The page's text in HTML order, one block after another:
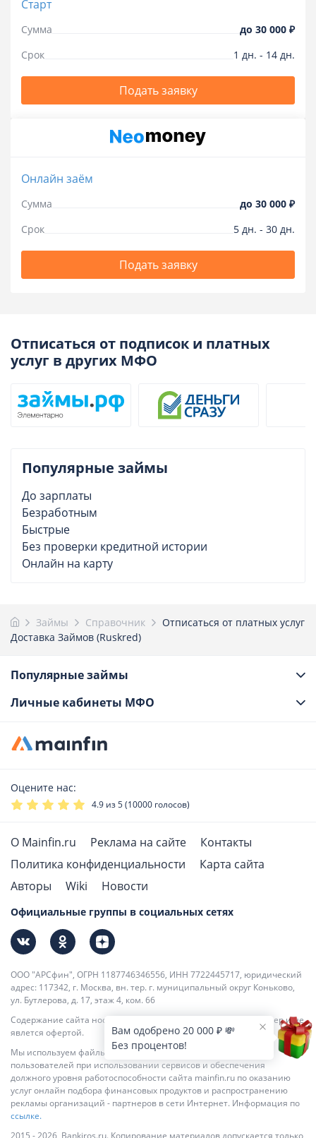
Старт
Сумма до 30 000 ₽
Срок
1 дн. - 14 дн.
Подать заявку
Онлайн заём
Сумма до 30 000 ₽
Срок
5 дн. - 30 дн.
Подать заявку
Отписаться от подписок и платных
услуг в других МФО
Популярные займы
До зарплаты
Безработным
Быстрые
Без проверки кредитной истории
Онлайн на карту
Займы Справочник
Отписаться от платных услуг
Доставка Займов (Ruskred)
Популярные займы
Личные кабинеты МФО
Оцените нас:
4.9 из 5 (10000 голосов)
О Mainfin.ru Реклама на сайте
Контакты
Политика конфиденциальности
Карта сайта
Авторы
Wiki Новости
ООО "АРСфин", ОГРН 1187746346556, ИНН 7722445717, юридический
адрес: 117342, г. Москва, вн. тер. г. муниципальный округ Коньково,
ул. Бутлерова, д. 17, этаж 4, ком. 66
Содержание сайта носит информационно-справочный характер и не
явлется офертой.
Мы используем файлы cookie для повышения удобства
пользователей при использовании сервисов и обеспечения
должного уровня работоспособности сайта mainfin.ru по оказанию
услуг онлайн подбора финансовых продуктов и распространению
рекламы организаций - партнеров в сети Интернет. Информация по
ссылке.
2015 - 2026, Bankiros.ru. Копирование материалов допускается только
Официальные группы в социальных сетях
Вам одобрено 20 000 ₽ 💸
Без процентов!